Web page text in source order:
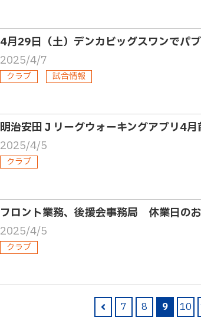
4月29日（土）デンカビッグスワンでパ
2025/4/7
クラブ 試合情報
明治安田Ｊリーグウォーキングアプリ4
2025/4/5
クラブ
フロント業務、後援会事務局 休業日の
2025/4/5
クラブ
7 8 9 10